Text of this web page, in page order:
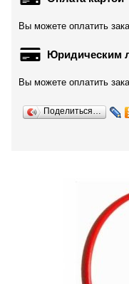
Вы можете оплатить
Юридическим
Вы можете оплатить
Поделиться…